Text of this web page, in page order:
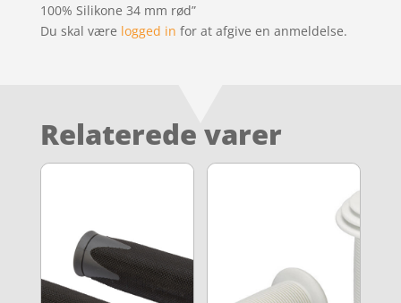
100% Silikone 34 mm rød”
Du skal være logged in for at afgive en anmeldelse.
Relaterede varer